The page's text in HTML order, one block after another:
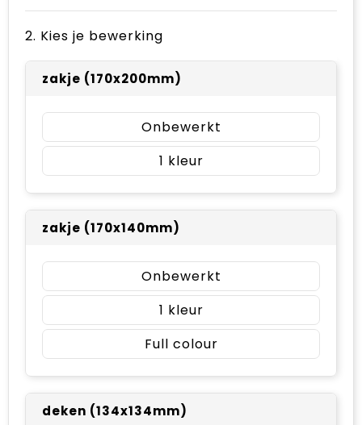
2. Kies je bewerking
zakje (170x200mm)
Onbewerkt
1
zakje (170x140mm)
Onbewerkt
1
Full colour
deken (134x134mm)